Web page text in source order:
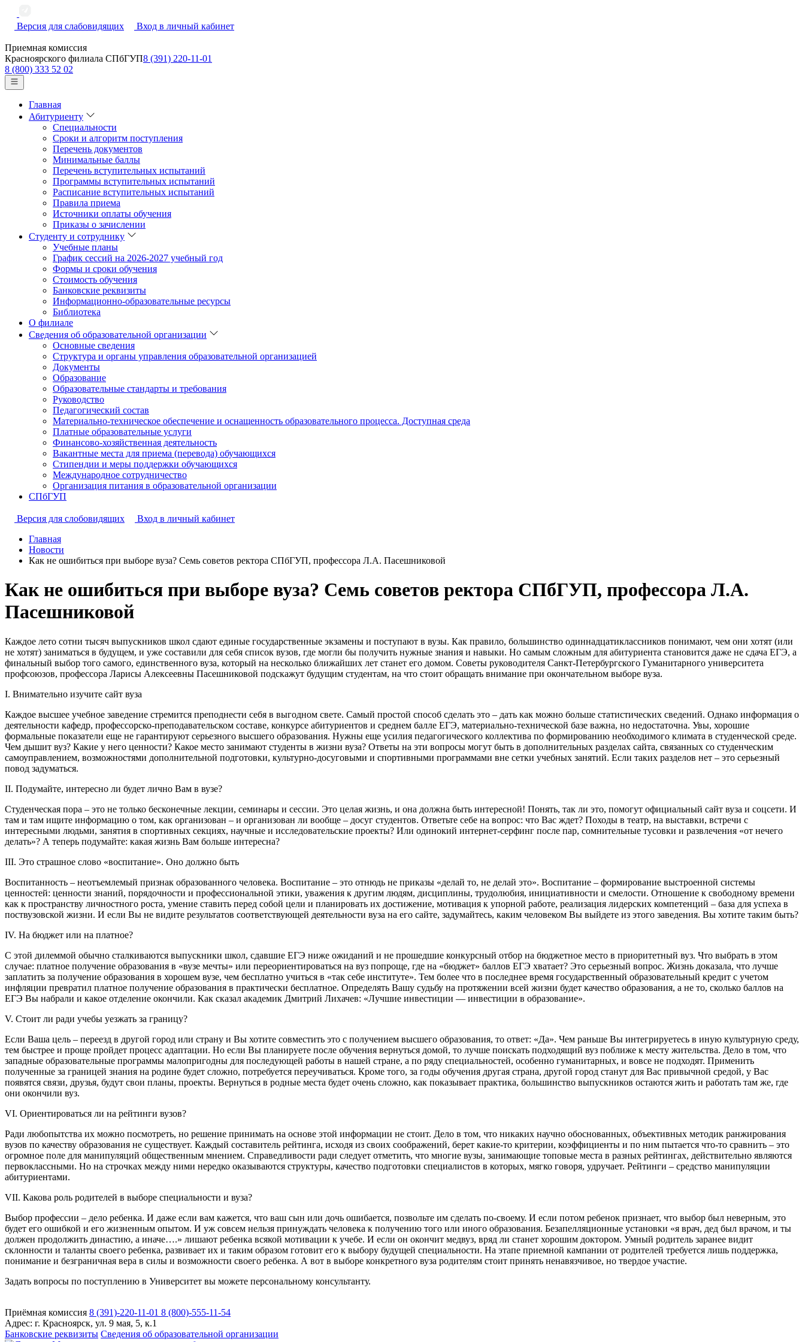
Версия для слабовидящих Вход в личный кабинет
Приемная комиссия
Красноярского филиала СПбГУП8 (391) 220-11-01
8 (800) 333 52 02
Главная
Абитуриенту
Специальности
Сроки и алгоритм поступления
Перечень документов
Минимальные баллы
Перечень вступительных испытаний
Программы вступительных испытаний
Расписание вступительных испытаний
Правила приема
Источники оплаты обучения
Приказы о зачислении
Студенту и сотруднику
Учебные планы
График сессий на 2026-2027 учебный год
Формы и сроки обучения
Стоимость обучения
Банковские реквизиты
Информационно-образовательные ресурсы
Библиотека
О филиале
Сведения об образовательной организации
Основные сведения
Структура и органы управления образовательной организацией
Документы
Образование
Образовательные стандарты и требования
Руководство
Педагогический состав
Материально-техническое обеспечение и оснащенность образовательного процесса. Доступная среда
Платные образовательные услуги
Финансово-хозяйственная деятельность
Вакантные места для приема (перевода) обучающихся
Стипендии и меры поддержки обучающихся
Международное сотрудничество
Организация питания в образовательной организации
СПбГУП
Версия для слобовидящих
Вход в личный кабинет
Главная
Новости
Как не ошибиться при выборе вуза? Семь советов ректора СПбГУП, профессора Л.А. Пасешниковой
Как не ошибиться при выборе вуза? Семь советов ректора СПбГУП, профессора Л.А.
Пасешниковой
Каждое лето сотни тысяч выпускников школ сдают единые государственные экзамены и поступают в вузы. Как правило, большинство одиннадцатиклассников понимают, чем они хотят (или
не хотят) заниматься в будущем, и уже составили для себя список вузов, где могли бы получить нужные знания и навыки. Но самым сложным для абитуриента становится даже не сдача ЕГЭ, а
финальный выбор того самого, единственного вуза, который на несколько ближайших лет станет его домом. Советы руководителя Санкт-Петербургского Гуманитарного университета
профсоюзов, профессора Ларисы Алексеевны Пасешниковой подскажут будущим студентам, на что стоит обращать внимание при окончательном выборе вуза.
I. Внимательно изучите сайт вуза
Каждое высшее учебное заведение стремится преподнести себя в выгодном свете. Самый простой способ сделать это – дать как можно больше статистических сведений. Однако информация о
деятельности кафедр, профессорско-преподавательском составе, конкурсе абитуриентов и среднем балле ЕГЭ, материально-технической базе важна, но недостаточна. Увы, хорошие
формальные показатели еще не гарантируют серьезного высшего образования. Нужны еще усилия педагогического коллектива по формированию необходимого климата в студенческой среде.
Чем дышит вуз? Какие у него ценности? Какое место занимают студенты в жизни вуза? Ответы на эти вопросы могут быть в дополнительных разделах сайта, связанных со студенческим
самоуправлением, возможностями дополнительной подготовки, культурно-досуговыми и спортивными программами вне сетки учебных занятий. Если таких разделов нет – это серьезный
повод задуматься.
II. Подумайте, интересно ли будет лично Вам в вузе?
Студенческая пора – это не только бесконечные лекции, семинары и сессии. Это целая жизнь, и она должна быть интересной! Понять, так ли это, помогут официальный сайт вуза и соцсети. И
там и там ищите информацию о том, как организован – и организован ли вообще – досуг студентов. Ответьте себе на вопрос: что Вас ждет? Походы в театр, на выставки, встречи с
интересными людьми, занятия в спортивных секциях, научные и исследовательские проекты? Или одинокий интернет-серфинг после пар, сомнительные тусовки и развлечения «от нечего
делать»? А теперь подумайте: какая жизнь Вам больше интересна?
III. Это страшное слово «воспитание». Оно должно быть
Воспитанность – неотъемлемый признак образованного человека. Воспитание – это отнюдь не приказы «делай то, не делай это». Воспитание – формирование выстроенной системы
ценностей: ценности знаний, порядочности и профессиональной этики, уважения к другим людям, дисциплины, трудолюбия, инициативности и смелости. Отношение к свободному времени
как к пространству личностного роста, умение ставить перед собой цели и планировать их достижение, мотивация к упорной работе, реализация лидерских компетенций – база для успеха в
поствузовской жизни. И если Вы не видите результатов соответствующей деятельности вуза на его сайте, задумайтесь, каким человеком Вы выйдете из этого заведения. Вы хотите таким быть?
IV. На бюджет или на платное?
С этой дилеммой обычно сталкиваются выпускники школ, сдавшие ЕГЭ ниже ожиданий и не прошедшие конкурсный отбор на бюджетное место в приоритетный вуз. Что выбрать в этом
случае: платное получение образования в «вузе мечты» или переориентироваться на вуз попроще, где на «бюджет» баллов ЕГЭ хватает? Это серьезный вопрос. Жизнь доказала, что лучше
заплатить за получение образования в хорошем вузе, чем бесплатно учиться в «так себе институте». Тем более что в последнее время государственный образовательный кредит с учетом
инфляции превратил платное получение образования в практически бесплатное. Определять Вашу судьбу на протяжении всей жизни будет качество образования, а не то, сколько баллов на
ЕГЭ Вы набрали и какое отделение окончили. Как сказал академик Дмитрий Лихачев: «Лучшие инвестиции — инвестиции в образование».
V. Стоит ли ради учебы уезжать за границу?
Если Ваша цель – переезд в другой город или страну и Вы хотите совместить это с получением высшего образования, то ответ: «Да». Чем раньше Вы интегрируетесь в иную культурную среду,
тем быстрее и проще пройдет процесс адаптации. Но если Вы планируете после обучения вернуться домой, то лучше поискать подходящий вуз поближе к месту жительства. Дело в том, что
западные образовательные программы малопригодны для последующей работы в нашей стране, а по ряду специальностей, особенно гуманитарных, и вовсе не подходят. Применить
полученные за границей знания на родине будет сложно, потребуется переучиваться. Кроме того, за годы обучения другая страна, другой город станут для Вас привычной средой, у Вас
появятся связи, друзья, будут свои планы, проекты. Вернуться в родные места будет очень сложно, как показывает практика, большинство выпускников остаются жить и работать там же, где
они окончили вуз.
VI. Ориентироваться ли на рейтинги вузов?
Ради любопытства их можно посмотреть, но решение принимать на основе этой информации не стоит. Дело в том, что никаких научно обоснованных, объективных методик ранжирования
вузов по качеству образования не существует. Каждый составитель рейтинга, исходя из своих соображений, берет какие-то критерии, коэффициенты и по ним пытается что-то сравнить – это
огромное поле для манипуляций общественным мнением. Справедливости ради следует отметить, что многие вузы, занимающие топовые места в разных рейтингах, действительно являются
первоклассными. Но на строчках между ними нередко оказываются структуры, качество подготовки специалистов в которых, мягко говоря, удручает. Рейтинги – средство манипуляции
абитуриентами.
VII. Какова роль родителей в выборе специальности и вуза?
Выбор профессии – дело ребенка. И даже если вам кажется, что ваш сын или дочь ошибается, позвольте им сделать по-своему. И если потом ребенок признает, что выбор был неверным, это
будет его ошибкой и его жизненным опытом. И уж совсем нельзя принуждать человека к получению того или иного образования. Безапелляционные установки «я врач, дед был врачом, и ты
должен продолжить династию, а иначе….» лишают ребенка всякой мотивации к учебе. И если он окончит медвуз, вряд ли станет хорошим доктором. Умный родитель заранее видит
склонности и таланты своего ребенка, развивает их и таким образом готовит его к выбору будущей специальности. На этапе приемной кампании от родителей требуется лишь поддержка,
понимание и безграничная вера в силы и возможности своего ребенка. А вот в выборе конкретного вуза родителям стоит принять ненавязчивое, но твердое участие.
Задать вопросы по поступлению в Университет вы можете персональному консультанту.
Приёмная комиссия 8 (391)-220-11-01 8 (800)-555-11-54
Адрес: г. Красноярск, ул. 9 мая, 5, к.1
Банковские реквизиты Сведения об образовательной организации